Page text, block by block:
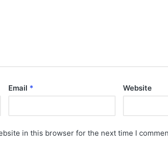
Email * Website
in this browser for the next time I